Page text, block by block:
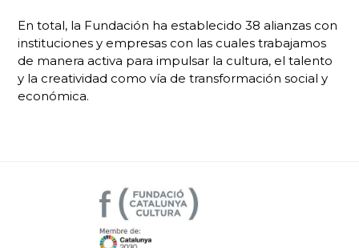
En total, la Fundación ha establecido 38 alianzas con
instituciones y empresas con las cuales trabajamos
de manera activa para impulsar la cultura, el talento
y la creatividad como vía de transformación social y
económica.